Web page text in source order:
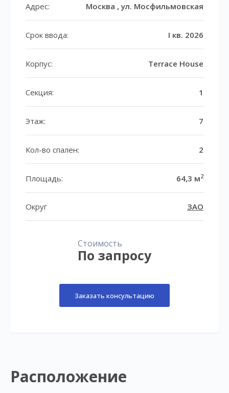
Адрес: Москва , ул. Мосфильмовская
Срок ввода: I кв. 2026
Корпус: Terrace House
Секция: 1
Этаж: 7
Кол-во спален: 2
Площадь: 64,3 м2
Округ ЗАО
Стоимость
По запросу
Заказать консультацию
Расположение